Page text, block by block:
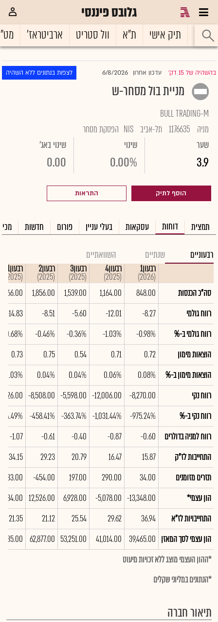
גלובס פיננסי
ראשי תיק אישי ת"א וול סטריט ארביטראז'
בהשהיה של 15 דק' |עדכון אחרון 6/8/2026 לצפות בנתונים ללא השהיה
מניית בול מסחר-ש
BULL TRADING-M
מניה
1176635 תל-אביב NIS הפסקת מסחר
שער
3.9
שינוי
0.00%
שינוי באג'
0.00
הוסף לתיק התראות
תמצית דוחות עסקאות בעלי עניין פורום חדשות
רבעוניים שנתיים השוואתיים
רבעון1
(2026)
רבעון4
(2025)
רבעון3
(2025)
רבעון2
(2025)
רבעון1
(2025)
סה"כ הכנסות
848.00
1,164.00
1,539.00
1,856.00
2,166.00
רווח גולמי
-8.27
-12.01
-5.60
-8.51
-14.83
רווח גולמי ב-%
-0.98%
-1.03%
-0.36%
-0.46%
-0.68%
הוצאות מימון
0.72
0.71
0.54
0.75
0.73
הוצאות מימון ב-%
0.08%
0.06%
0.04%
0.04%
0.03%
רווח נקי
-8,270.00
-12,006.00
-5,598.00
-8,508.00
רווח נקי ב-%
-975.24%
-1,031.44%
-363.74%
-458.41%
רווח למניה בדולרים
-0.60
-0.87
-0.40
-0.61
-1.07
התחייבות לז"ק
15.87
16.47
20.79
29.23
34.15
תזרים מזומנים
34.00
290.00
197.00
-454.00
-233.00
הון עצמי*
-13,348.00
-5,078.00
6,928.00
12,526.00
התחייבויות לז"א
36.94
29.62
25.54
21.12
21.35
הון עצמי לסך המאזן 39,465.00
41,014.00
53,251.00
62,877.00
*ההון העצמי מוצג ללא זכויות מיעוט
*הנתונים במליוני שקלים
תיאור חברה